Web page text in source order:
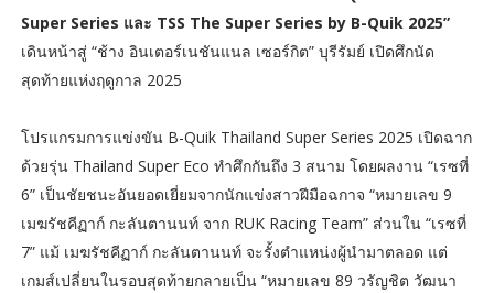
Super Series และ TSS The Super Series by B-Quik 2025”
เดินหน้าสู่ “ช้าง อินเตอร์เนชันแนล เซอร์กิต” บุรีรัมย์ เปิดศึกนัด
สุดท้ายแห่งฤดูกาล 2025
โปรแกรมการแข่งขัน B-Quik Thailand Super Series 2025 เปิดฉาก
ด้วยรุ่น Thailand Super Eco ทำศึกกันถึง 3 สนาม โดยผลงาน “เรซที่
6” เป็นชัยชนะอันยอดเยี่ยมจากนักแข่งสาวฝีมือฉกาจ “หมายเลข 9
เมฆรัชคีฏาก์ กะลันตานนท์ จาก RUK Racing Team” ส่วนใน “เรซที่
7” แม้ เมฆรัชคีฏาก์ กะลันตานนท์ จะรั้งตำแหน่งผู้นำมาตลอด แต่
เกมส์เปลี่ยนในรอบสุดท้ายกลายเป็น “หมายเลข 89 วรัญชิต วัฒนา